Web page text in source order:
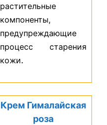
растительные
компоненты,
предупреждающие
процесс старения
кожи.
Крем Гималайская
роза